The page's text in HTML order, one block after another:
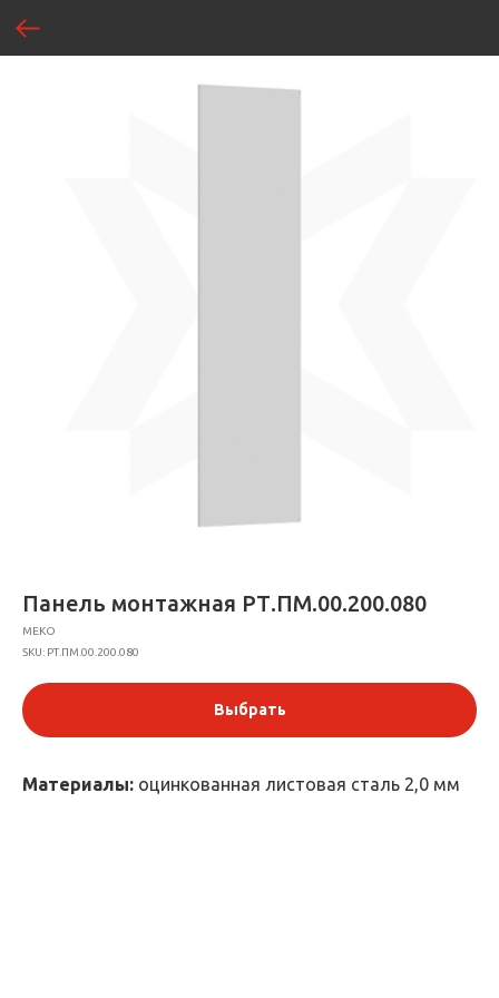
Панель монтажная РТ.ПМ.00.200.080
МЕКО
SKU: РТ.ПМ.00.200.080
Выбрать
Материалы: оцинкованная листовая сталь 2,0 мм